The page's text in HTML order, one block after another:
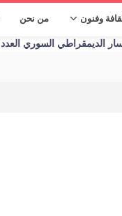
وفنون من نحن
السوري العدد 1250 الأحد 09/01/2023